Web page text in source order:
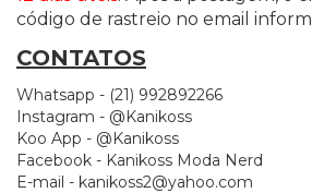
código de rastreio no email
CONTATOS
Whatsapp - (21) 992892266
Instagram - @Kanikoss
Koo App - @Kanikoss
Facebook - Kanikoss Moda Nerd
E-mail - kanikoss2@yahoo.com